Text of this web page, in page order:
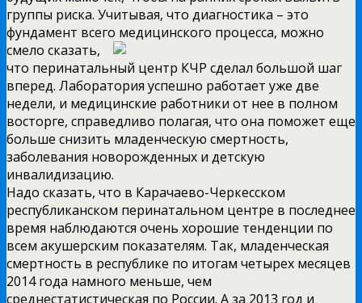
группы риска. Учитывая, что диагностика – это
фундамент всего медицинского процесса, можно
смело сказать,
что перинатальный центр КЧР сделал большой шаг
вперед. Лаборатория успешно работает уже две
недели, и медицинские работники от нее в полном
восторге, справедливо полагая, что она поможет еще
больше снизить младенческую смертность,
заболевания новорожденных и детскую
инвалидизацию.
Надо сказать, что в Карачаево-Черкесском
республиканском перинатальном центре в последнее
время наблюдаются очень хорошие тенденции по
всем акушерским показателям. Так, младенческая
смертность в республике по итогам четырех месяцев
2014 года намного меньше, чем
среднестатистическая по России. А за 2013 год и